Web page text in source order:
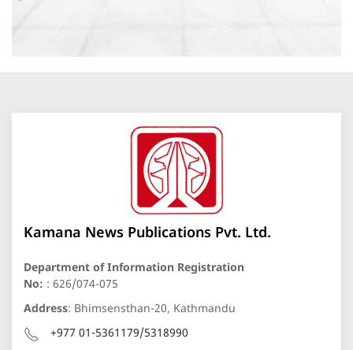
Kamana News Publications Pvt. Ltd.
Department of Information Registration
No: : 626/074-075
Address: Bhimsensthan-20, Kathmandu
+977 01-5361179/5318990